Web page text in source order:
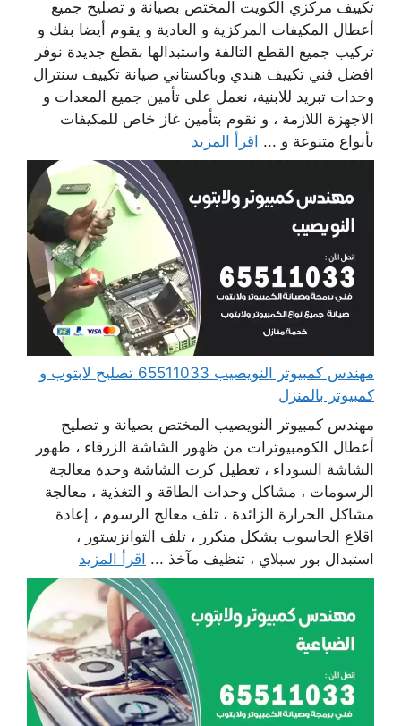
تكييف مركزي الكويت المختص بصيانة و تصليح جميع
أعطال المكيفات المركزية و العادية و يقوم أيضا بفك و
تركيب جميع القطع التالفة واستبدالها بقطع جديدة نوفر
افضل فني تكييف هندي وباكستاني صيانة تكييف سنترال
وحدات تبريد للابنية، نعمل على تأمين جميع المعدات و
الاجهزة اللازمة ، و نقوم بتأمين غاز خاص للمكيفات
بأنواع متنوعة و ... اقرأ المزيد
مهندس كمبيوتر النويصيب 65511033 تصليح لابتوب و
كمبيوتر بالمنزل
مهندس كمبيوتر النويصيب المختص بصيانة و تصليح
أعطال الكومبيوترات من ظهور الشاشة الزرقاء ، ظهور
الشاشة السوداء ، تعطيل كرت الشاشة وحدة معالجة
الرسومات ، مشاكل وحدات الطاقة و التغذية ، معالجة
مشاكل الحرارة الزائدة ، تلف معالج الرسوم ، إعادة
اقلاع الحاسوب بشكل متكرر ، تلف التوانزستور ،
استبدال بور سبلاي ، تنظيف مآخذ ... اقرأ المزيد